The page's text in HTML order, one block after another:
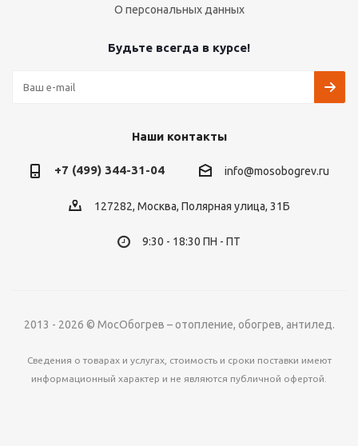
О персональных данных
Будьте всегда в курсе!
Наши контакты
+7 (499) 344-31-04 info@mosobogrev.ru
127282, Москва, Полярная улица, 31Б
9:30 - 18:30 ПН - ПТ
2013 - 2026 © МосОбогрев – отопление, обогрев, антилед.
Сведения о товарах и услугах, стоимость и сроки поставки имеют
информационный характер и не являются публичной офертой.